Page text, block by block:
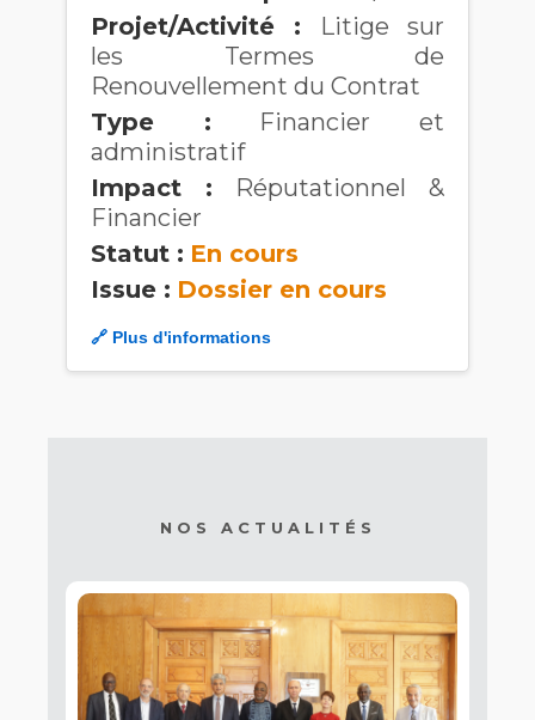
Projet/Activité :
Litige sur
les Termes de
Renouvellement du Contrat
Type :
Financier et
administratif
Impact :
Réputationnel &
Financier
Statut : En cours
Issue : Dossier en cours
🔗 Plus d'informations
NOS ACTUALITÉS